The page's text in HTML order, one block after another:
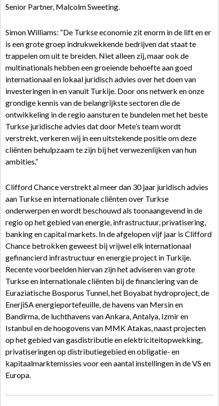
Senior Partner, Malcolm Sweeting.
Simon Williams: “De Turkse economie zit enorm in de lift en er
is een grote groep indrukwekkende bedrijven dat staat te
trappelen om uit te breiden. Niet alleen zij, maar ook de
multinationals hebben een groeiende behoefte aan goed
internationaal en lokaal juridisch advies over het doen van
investeringen in en vanuit Turkije. Door ons netwerk en onze
grondige kennis van de belangrijkste sectoren die de
ontwikkeling in de regio aansturen te bundelen met het beste
Turkse juridische advies dat door Mete’s team wordt
verstrekt, verkeren wij in een uitstekende positie om deze
cliënten behulpzaam te zijn bij het verwezenlijken van hun
ambities.”
Clifford Chance verstrekt al meer dan 30 jaar juridisch advies
aan Turkse en internationale cliënten over Turkse
onderwerpen en wordt beschouwd als toonaangevend in de
regio op het gebied van energie, infrastructuur, privatisering,
banking en capital markets. In de afgelopen vijf jaar is Clifford
Chance betrokken geweest bij vrijwel elk internationaal
gefinancierd infrastructuur en energie project in Turkije.
Recente voorbeelden hiervan zijn het adviseren van grote
Turkse en internationale cliënten bij de financiering van de
Euraziatische Bosporus Tunnel, het Boyabat hydroproject, de
EnerjiSA energieportefeuille, de havens van Mersin en
Bandirma, de luchthavens van Ankara, Antalya, Izmir en
Istanbul en de hoogovens van MMK Atakas, naast projecten
op het gebied van gasdistributie en elektriciteitopwekking,
privatiseringen op distributiegebied en obligatie- en
kapitaalmarktemissies voor een aantal instellingen in de VS en
Europa.